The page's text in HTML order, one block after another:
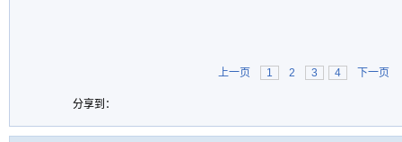
上一页 1 2 3 4 下一页
分享到：